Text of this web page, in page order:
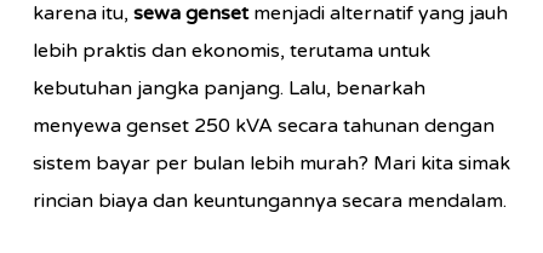
karena itu, sewa gensetmenjadi alternatif yang jauh
lebih praktis dan ekonomis, terutama untuk
kebutuhan jangka panjang. Lalu, benarkah
menyewa genset 250 kVA secara tahunan dengan
sistem bayar per bulan lebih murah? Mari kita simak
rincian biaya dan keuntungannya secara mendalam.